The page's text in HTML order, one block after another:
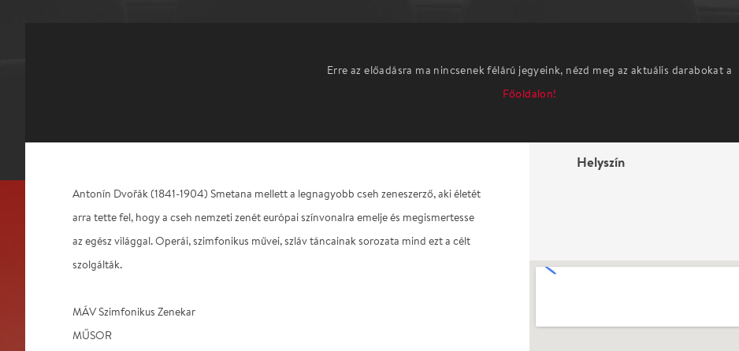
Erre az előadásra ma nincsenek félárú jegyeink, nézd meg az aktuális darabokat a
Főoldalon!
Antonín Dvořák (1841-1904) Smetana mellett a legnagyobb cseh zeneszerző, aki életét
arra tette fel, hogy a cseh nemzeti zenét európai színvonalra emelje és megismertesse
az egész világgal. Operái, szimfonikus művei, szláv táncainak sorozata mind ezt a célt
szolgálták.
MÁV Szimfonikus Zenekar
MŰSOR
Helyszín